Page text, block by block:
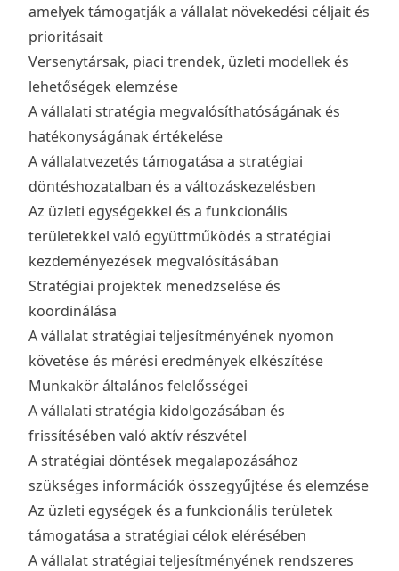
amelyek támogatják a vállalat növekedési céljait és
prioritásait
Versenytársak, piaci trendek, üzleti modellek és
lehetőségek elemzése
A vállalati stratégia megvalósíthatóságának és
hatékonyságának értékelése
A vállalatvezetés támogatása a stratégiai
döntéshozatalban és a változáskezelésben
Az üzleti egységekkel és a funkcionális
területekkel való együttműködés a stratégiai
kezdeményezések megvalósításában
Stratégiai projektek menedzselése és
koordinálása
A vállalat stratégiai teljesítményének nyomon
követése és mérési eredmények elkészítése
Munkakör általános felelősségei
A vállalati stratégia kidolgozásában és
frissítésében való aktív részvétel
A stratégiai döntések megalapozásához
szükséges információk összegyűjtése és elemzése
Az üzleti egységek és a funkcionális területek
támogatása a stratégiai célok elérésében
A vállalat stratégiai teljesítményének rendszeres